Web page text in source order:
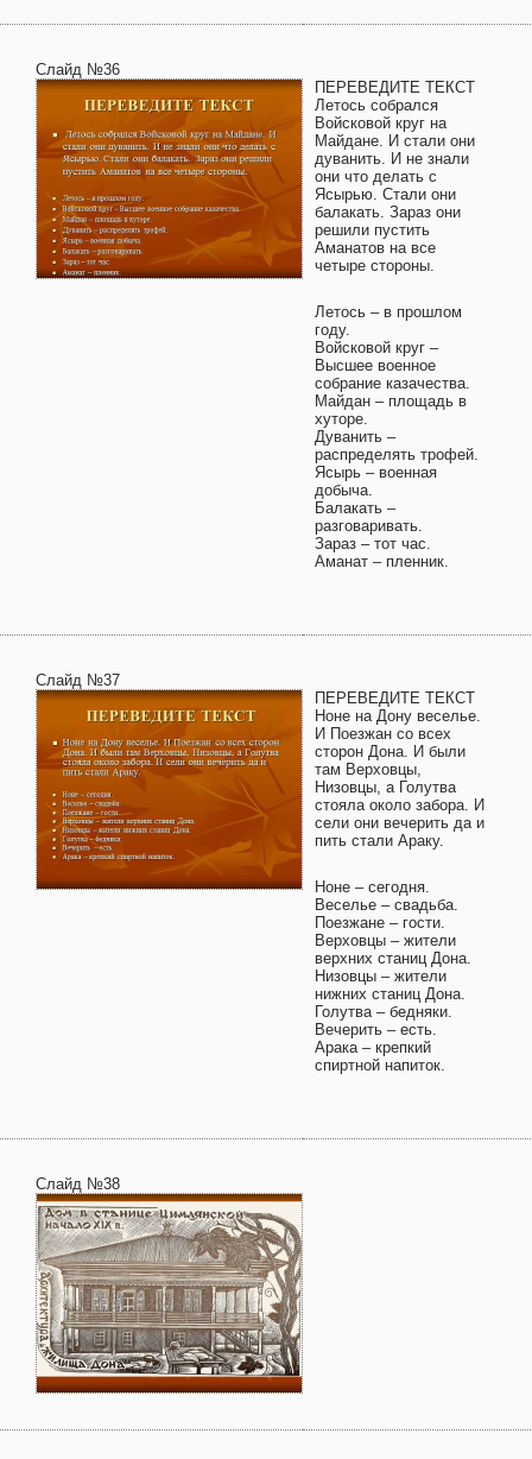
Слайд №36
ПЕРЕВЕДИТЕ ТЕКСТ
Летось собрался
Войсковой круг на
Майдане. И стали они
дуванить. И не знали
они что делать с
Ясырью. Стали они
балакать. Зараз они
решили пустить
Аманатов на все
четыре стороны.
Летось – в прошлом
году.
Войсковой круг –
Высшее военное
собрание казачества.
Майдан – площадь в
хуторе.
Дуванить –
распределять трофей.
Ясырь – военная
добыча.
Балакать –
разговаривать.
Зараз – тот час.
Аманат – пленник.
Слайд №37
ПЕРЕВЕДИТЕ ТЕКСТ
Ноне на Дону веселье.
И Поезжан со всех
сторон Дона. И были
там Верховцы,
Низовцы, а Голутва
стояла около забора. И
сели они вечерить да и
пить стали Араку.
Ноне – сегодня.
Веселье – свадьба.
Поезжане – гости.
Верховцы – жители
верхних станиц Дона.
Низовцы – жители
нижних станиц Дона.
Голутва – бедняки.
Вечерить – есть.
Арака – крепкий
спиртной напиток.
Слайд №38